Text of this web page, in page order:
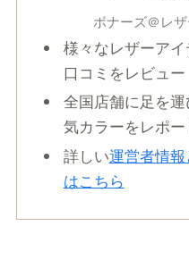
ボナーズ＠レ
様々なレザーア
口コミをレビュー
全国店舗に足を
気カラーをレポー
詳しい運営者情
はこちら